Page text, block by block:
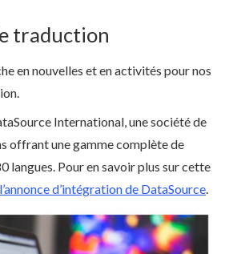
traduction
en nouvelles et en activités pour nos
International, une société de
offrant une gamme complète de
langues. Pour en savoir plus sur cette
l’annonce d’intégration de DataSource